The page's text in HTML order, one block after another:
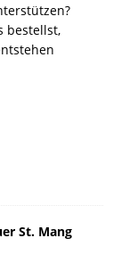
bestellst,
St. Mang